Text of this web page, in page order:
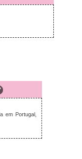
janeiro 10, 2021
em Portugal,